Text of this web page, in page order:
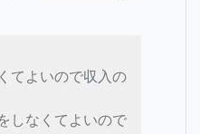
よいので収入の
なくてよいので